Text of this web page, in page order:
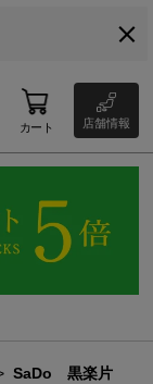
カート 店舗情報
SaDo 黒楽片